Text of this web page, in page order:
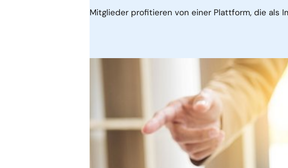
Mitglieder profitieren von einer Plattform, die als